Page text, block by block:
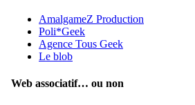
AmalgameZ Production
Poli*Geek
Agence Tous Geek
Le blob
Web associatif… ou non